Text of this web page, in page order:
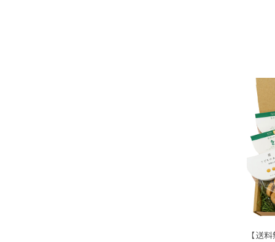
久し
おま
【送